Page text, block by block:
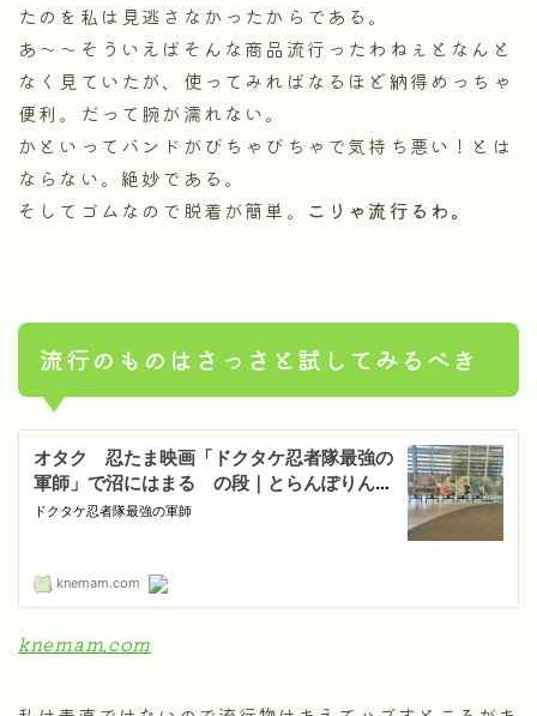
たのを私は見逃さなかったからである。
あ〜〜そういえばそんな商品流行ったわねぇとなんと
なく見ていたが、使ってみればなるほど納得めっちゃ
便利。だって腕が濡れない。
かといってバンドがびちゃびちゃで気持ち悪い！とは
ならない。絶妙である。
そしてゴムなので脱着が簡単。 こりゃ流行るわ。
流行のものはさっさと試してみるべき
knemam.com